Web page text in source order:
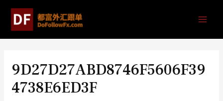
9D27D27ABD8746F5606F39
4738E6ED3F